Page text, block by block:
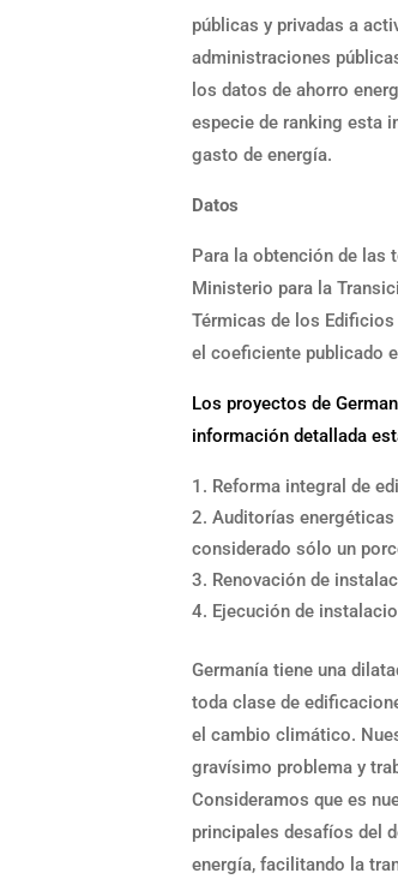
públicas y privadas a
administraciones
los datos de ahorro
especie de ranking esta
gasto de energía.
Datos
Para la obtención de las
Ministerio para la
Térmicas de los
el coeficiente publicado
Los proyectos de
información detallada
Reforma integral de
Auditorías energéticas
considerado sólo un
Renovación de
Ejecución de
Germanía tiene una
toda clase de
el cambio climático.
gravísimo problema y
Consideramos que es
principales desafíos del
energía, facilitando la